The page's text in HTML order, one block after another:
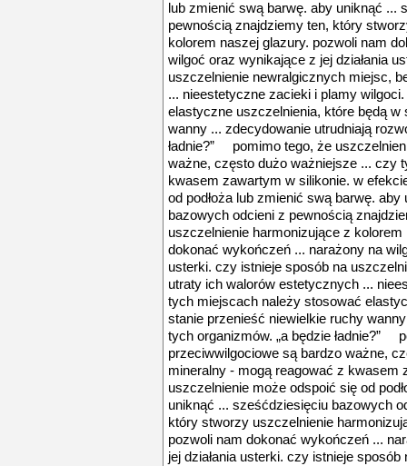
lub zmienić swą barwę. aby uniknąć
pewnością znajdziemy ten, który
kolorem naszej glazury. pozwoli nam
wilgoć oraz wynikające z jej działania
uszczelnienie newralgicznych miejsc,
... nieestetyczne zacieki i plamy
elastyczne uszczelnienia, które będą
wanny ... zdecydowanie utrudniają
ładnie?” pomimo tego, że
ważne, często dużo ważniejsze ... czy
kwasem zawartym w silikonie. w
od podłoża lub zmienić swą barwę.
bazowych odcieni z pewnością
uszczelnienie harmonizujące z
dokonać wykończeń ... narażony na
usterki. czy istnieje sposób na
utraty ich walorów estetycznych ...
tych miejscach należy stosować
stanie przenieść niewielkie ruchy
tych organizmów. „a będzie ładnie?”
przeciwwilgociowe są bardzo ważne,
mineralny - mogą reagować z kwasem
uszczelnienie może odspoić się od
uniknąć ... sześćdziesięciu bazowych
który stworzy uszczelnienie
pozwoli nam dokonać wykończeń ...
jej działania usterki. czy istnieje